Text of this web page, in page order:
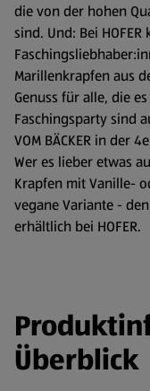
die von der hohen
sind. Und: Bei
Marillenkrapfen aus
Genuss für alle, die
Faschingsparty sind
VOM BÄCKER in der
Wer es lieber etwas
Krapfen mit Vanille-
vegane Variante -
erhältlich bei HOFER.
Überblick